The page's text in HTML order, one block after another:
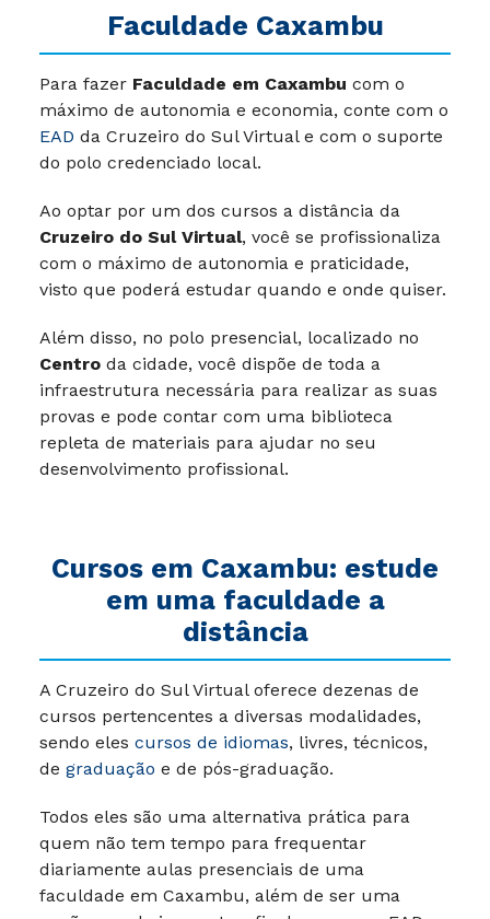
Faculdade Caxambu
Para fazer Faculdade em Caxambu com o
máximo de autonomia e economia, conte com o
EAD da Cruzeiro do Sul Virtual e com o suporte
do polo credenciado local.
Ao optar por um dos cursos a distância da
Cruzeiro do Sul Virtual, você se profissionaliza
com o máximo de autonomia e praticidade,
visto que poderá estudar quando e onde quiser.
Além disso, no polo presencial, localizado no
Centro da cidade, você dispõe de toda a
infraestrutura necessária para realizar as suas
provas e pode contar com uma biblioteca
repleta de materiais para ajudar no seu
desenvolvimento profissional.
Cursos em Caxambu: estude
em uma faculdade a
distância
A Cruzeiro do Sul Virtual oferece dezenas de
cursos pertencentes a diversas modalidades,
sendo eles cursos de idiomas, livres, técnicos,
de graduação e de pós-graduação.
Todos eles são uma alternativa prática para
quem não tem tempo para frequentar
diariamente aulas presenciais de uma
faculdade em Caxambu, além de ser uma